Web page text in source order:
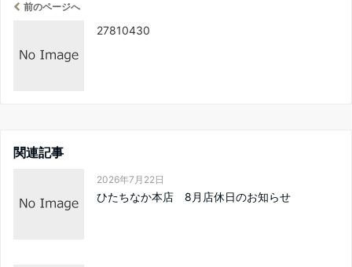
前のページへ
27810430
関連記事
2026年7月22日
ひたちなか本店 8月店休日のお知らせ